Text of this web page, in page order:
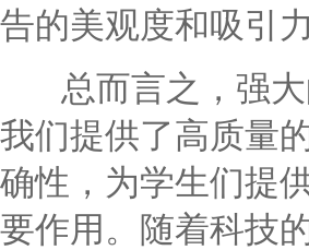
告的美观度和吸引
总而言之，强大
我们提供了高质量
确性，为学生们提
要作用。随着科技